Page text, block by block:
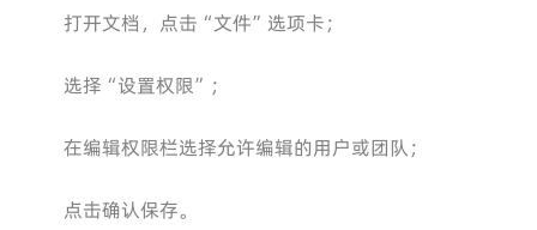
打开文档，点击“文件”选项卡；
选择“设置权限”；
在编辑权限栏选择允许编辑的用户或团队；
点击确认保存。